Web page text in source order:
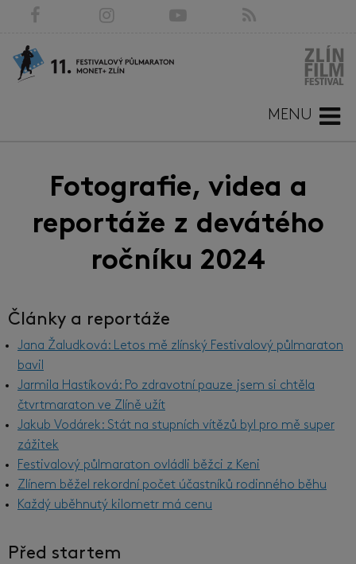
MENU
Fotografie, videa a
reportáže z devátého
ročníku 2024
Články a reportáže
Jana Žaludková: Letos mě zlínský Festivalový půlmaraton
bavil
Jarmila Hastíková: Po zdravotní pauze jsem si chtěla
čtvrtmaraton ve Zlíně užít
Jakub Vodárek: Stát na stupních vítězů byl pro mě super
zážitek
Festivalový půlmaraton ovládli běžci z Keni
Zlínem běžel rekordní počet účastníků rodinného běhu
Každý uběhnutý kilometr má cenu
Před startem